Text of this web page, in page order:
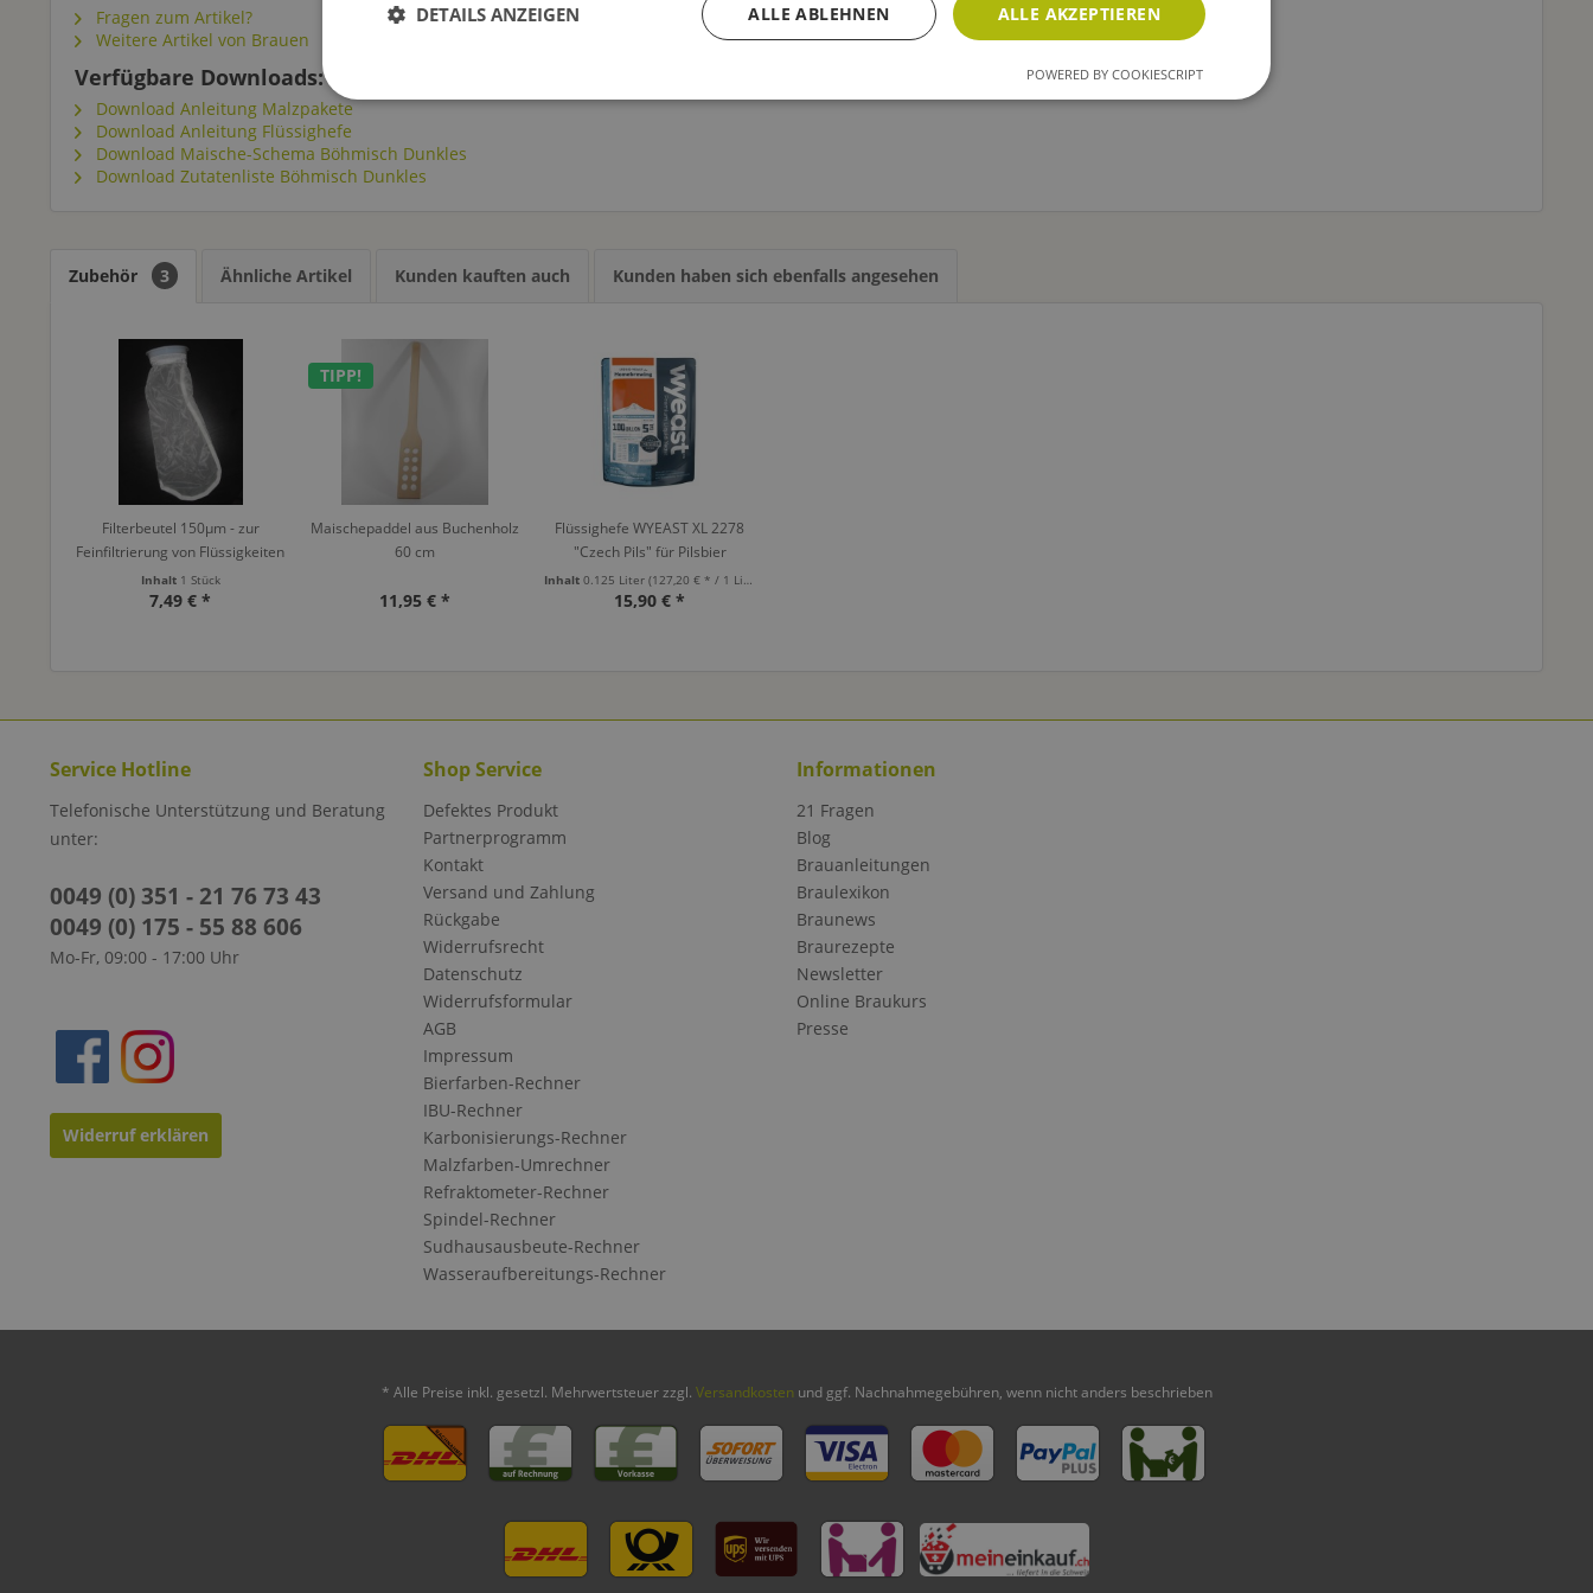
Fragen zum Artikel?
Weitere Artikel von Brauen
Verfügbare Downloads:
Download Anleitung Malzpakete
Download Anleitung Flüssighefe
Download Maische-Schema Böhmisch Dunkles
Download Zutatenliste Böhmisch Dunkles
Zubehör 3 Ähnliche Artikel Kunden kauften auch Kunden haben sich ebenfalls angesehen
Filterbeutel 150µm - zur
Feinfiltrierung von Flüssigkeiten
Inhalt 1 Stück
7,49 € *
TIPP!
Maischepaddel aus Buchenholz
60 cm
11,95 € *
Flüssighefe WYEAST XL 2278
"Czech Pils" für Pilsbier
Inhalt0.125 Liter(127,20 € * / 1 Liter)
15,90 € *
Service Hotline
Telefonische Unterstützung und Beratung
unter:
0049 (0) 351 - 21 76 73 43
0049 (0) 175 - 55 88 606
Mo-Fr, 09:00 - 17:00 Uhr
Widerruf erklären
Shop Service
Defektes Produkt
Partnerprogramm
Kontakt
Versand und Zahlung
Rückgabe
Widerrufsrecht
Datenschutz
Widerrufsformular
AGB
Impressum
Bierfarben-Rechner
IBU-Rechner
Karbonisierungs-Rechner
Malzfarben-Umrechner
Refraktometer-Rechner
Spindel-Rechner
Sudhausausbeute-Rechner
Wasseraufbereitungs-Rechner
Informationen
21 Fragen
Blog
Brauanleitungen
Braulexikon
Braunews
Braurezepte
Newsletter
Online Braukurs
Presse
* Alle Preise inkl. gesetzl. Mehrwertsteuer zzgl. Versandkosten und ggf. Nachnahmegebühren, wenn nicht anders beschrieben
ALLE AKZEPTIEREN
ALLE ABLEHNEN
DETAILS ANZEIGEN
POWERED BY COOKIESCRIPT